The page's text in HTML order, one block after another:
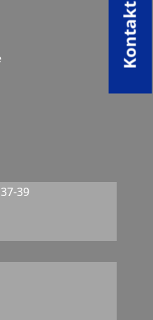
39
Kontakt